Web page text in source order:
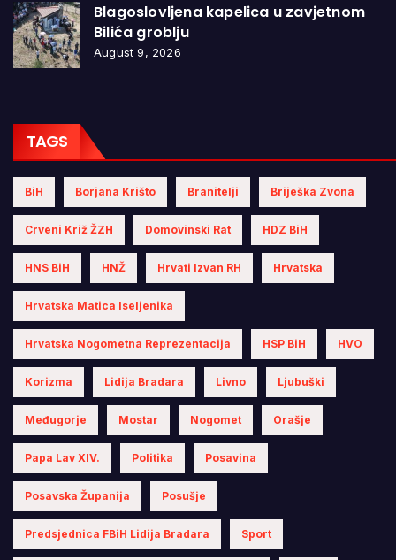
Blagoslovljena kapelica u zavjetnom
Bilića groblju
August 9, 2026
TAGS
BiH Borjana Krišto Branitelji Briješka Zvona
Crveni Križ ŽZH Domovinski Rat HDZ BiH
HNS BiH HNŽ Hrvati Izvan RH Hrvatska
Hrvatska Matica Iseljenika
Hrvatska Nogometna Reprezentacija HSP BiH HVO
Korizma Lidija Bradara Livno Ljubuški
Međugorje Mostar Nogomet Orašje
Papa Lav XIV. Politika Posavina
Posavska Županija Posušje
Predsjednica FBiH Lidija Bradara Sport